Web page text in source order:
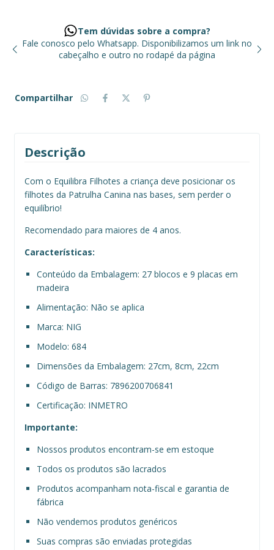
Tem dúvidas sobre a compra?
Fale conosco pelo Whatsapp. Disponibilizamos um link no
cabeçalho e outro no rodapé da página
Compartilhar
Descrição
Com o Equilibra Filhotes a criança deve posicionar os
filhotes da Patrulha Canina nas bases, sem perder o
equilíbrio!
Recomendado para maiores de 4 anos.
Características:
Conteúdo da Embalagem: 27 blocos e 9 placas em
madeira
Alimentação: Não se aplica
Marca: NIG
Modelo: 684
Dimensões da Embalagem: 27cm, 8cm, 22cm
Código de Barras: 7896200706841
Certificação: INMETRO
Importante:
Nossos produtos encontram-se em estoque
Todos os produtos são lacrados
Produtos acompanham nota-fiscal e garantia de
fábrica
Não vendemos produtos genéricos
Suas compras são enviadas protegidas